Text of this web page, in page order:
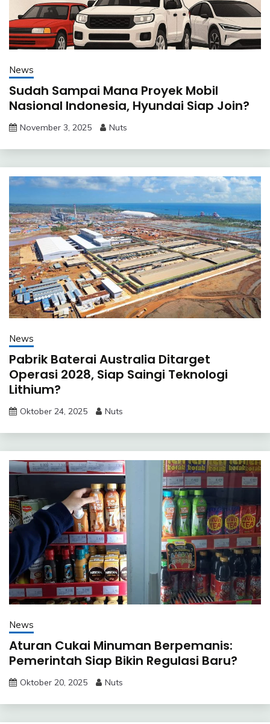
News
Sudah Sampai Mana Proyek Mobil
Nasional Indonesia, Hyundai Siap Join?
November 3, 2025 Nuts
News
Pabrik Baterai Australia Ditarget
Operasi 2028, Siap Saingi Teknologi
Lithium?
Oktober 24, 2025 Nuts
News
Aturan Cukai Minuman Berpemanis:
Pemerintah Siap Bikin Regulasi Baru?
Oktober 20, 2025 Nuts